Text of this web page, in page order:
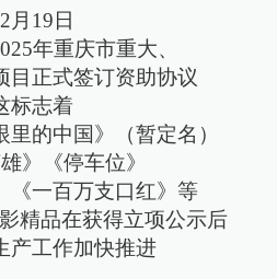
月19日
年重庆市重大、
目正式签订资助协议
标志着
里的中国》（暂定名）
》《停车位》
《一百万支口红》等
精品在获得立项公示后
产工作加快推进